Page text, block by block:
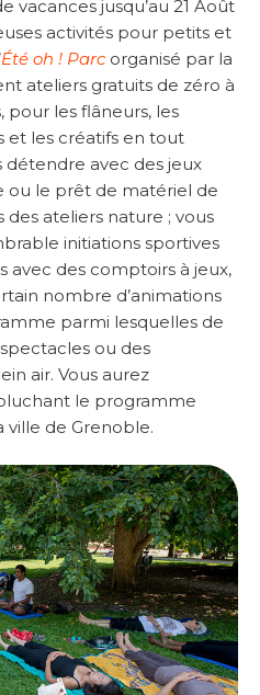
vacances jusqu’au 21 Août
activités pour petits et
Été oh ! Parcorganisé par la
ateliers gratuits de zéro à
pour les flâneurs, les
et les créatifs en tout
détendre avec des jeux
ou le prêt de matériel de
des ateliers nature ; vous
initiations sportives
avec des comptoirs à jeux,
nombre d’animations
parmi lesquelles de
ou des
air. Vous aurez
le programme
ville de Grenoble.